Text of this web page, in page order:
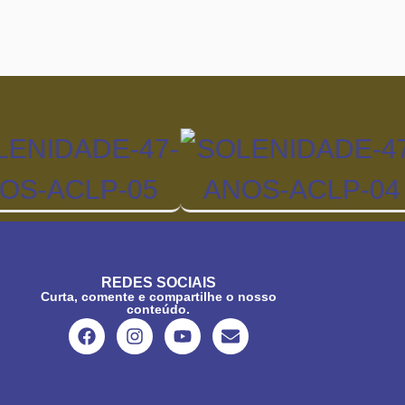
REDES SOCIAIS
Curta, comente e compartilhe o nosso
conteúdo.